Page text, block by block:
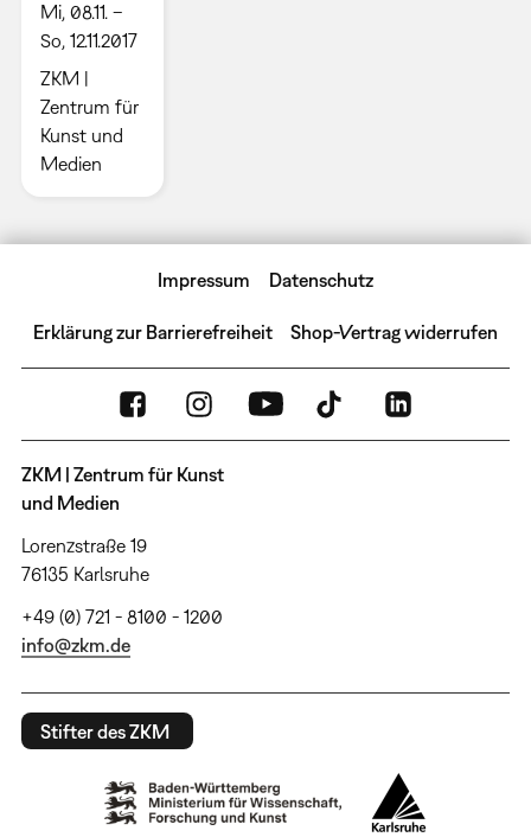
Mi, 08.11. –
So, 12.11.2017
ZKM |
Zentrum für
Kunst und
Medien
Impressum Datenschutz
Erklärung zur Barrierefreiheit Shop-Vertrag widerrufen
ZKM | Zentrum für Kunst
und Medien
Lorenzstraße 19
76135 Karlsruhe
+49 (0) 721 - 8100 - 1200
info@zkm.de
Stifter des ZKM